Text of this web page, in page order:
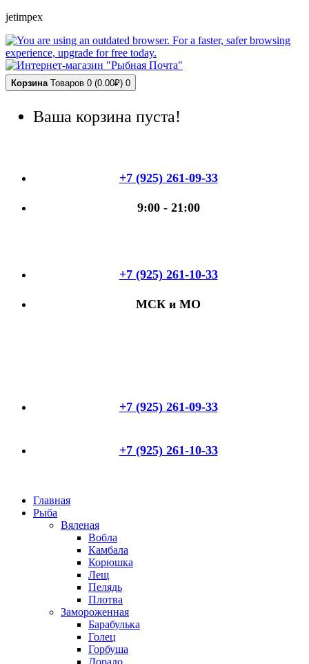
jetimpex
Корзина Товаров 0 (0.00₽) 0
Ваша корзина пуста!
+7 (925) 261-09-33
9:00 - 21:00
+7 (925) 261-10-33
МСК и МО
+7 (925) 261-09-33
+7 (925) 261-10-33
Главная
Рыба
Вяленая
Вобла
Камбала
Корюшка
Лещ
Пелядь
Плотва
Замороженная
Барабулька
Голец
Горбуша
Дорадо